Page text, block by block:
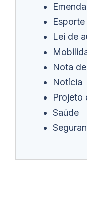
Esporte
Lei de
Nota
Notícia
Projeto
Saúde